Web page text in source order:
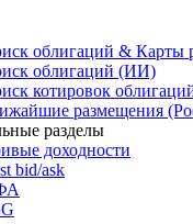
облигаций & Карты
облигаций (ИИ)
котировок
размещения
разделы
доходности
bid/ask